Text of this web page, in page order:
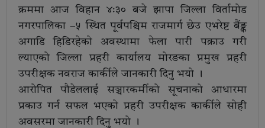
क्रममा आज विहान ४ः३० बजे झापा जिल्ला विर्तामोड
नगरपालिका –५ स्थित पूर्वपश्चिम राजमार्ग छेउ एभरेष्ट बैंङ्क
अगाडि हिडिरहेको अवस्थामा फेला पारी पक्राउ गरी
ल्याएको जिल्ला प्रहरी कार्यालय मोरङका प्रमुख प्रहरी
उपरीक्षक नवराज कार्कीले जानकारी दिनु भयो ।
आरोपित पौडेललाई सञ्चारकर्मीको सूचनाको आधारमा
प्रकाउ गर्न सफल भएको प्रहरी उपरीक्षक कार्कीले सोही
अवसरमा जानकारी दिनु भयो ।